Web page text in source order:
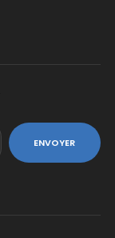
ENVOYER